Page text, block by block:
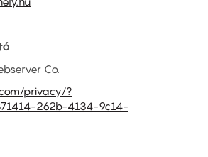
Co.
privacy/?
262b-4134-9c14-